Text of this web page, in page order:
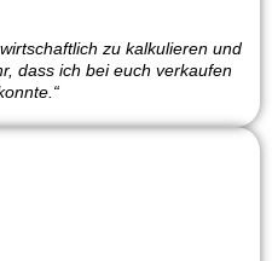
zu kalkulieren und
dass ich bei euch verkaufen